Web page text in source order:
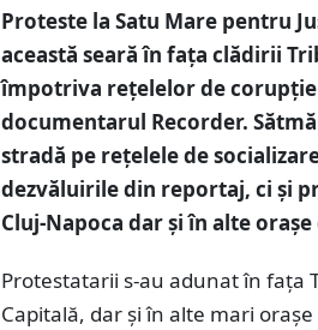
Proteste la Satu Mare pentru
această seară în fața clădirii
împotriva rețelelor de
documentarul Recorder.
stradă pe rețelele de
dezvăluirile din reportaj, ci și
Cluj-Napoca dar și în alte
Protestatarii s-au adunat în fața
Capitală, dar și în alte mari